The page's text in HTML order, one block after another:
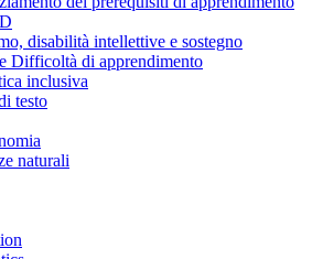
disabilità intellettive e sostegno
Difficoltà di apprendimento
inclusiva
testo
naturali